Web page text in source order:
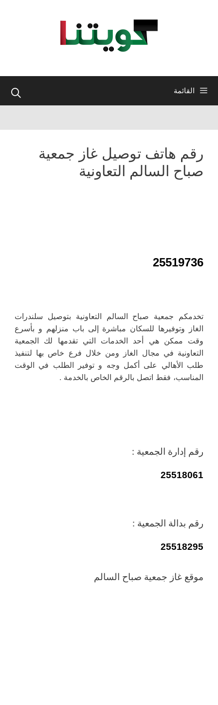
القائمة
رقم هاتف توصيل غاز جمعية
صباح السالم التعاونية
25519736
تخدمكم جمعية صباح السالم التعاونية بتوصيل سلندرات
الغاز وتوفيرها للسكان مباشرة إلى باب منزلهم و بأسرع
وقت ممكن هي أحد الخدمات التي تقدمها لك الجمعية
التعاونية في مجال الغاز ومن خلال فرع خاص بها لتنفيذ
طلب الأهالي على أكمل وجه و توفير الطلب في الوقت
المناسب، فقط اتصل بالرقم الخاص بالخدمة .
رقم إدارة الجمعية :
25518061
رقم بدالة الجمعية :
25518295
موقع غاز جمعية صباح السالم